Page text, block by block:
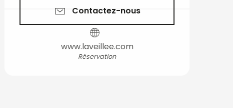
Contactez-nous
www.laveillee.com
Réservation